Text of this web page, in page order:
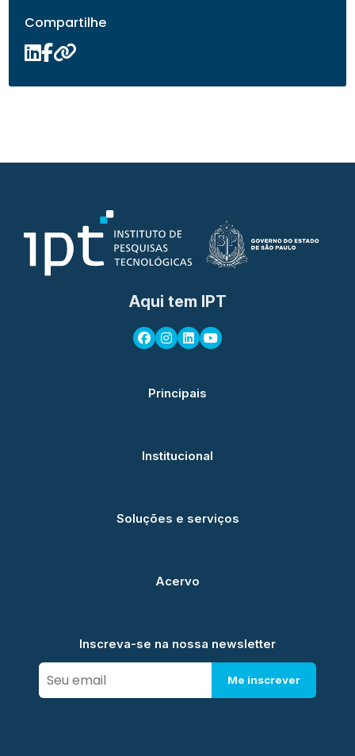
Compartilhe
Aqui tem IPT
Principais
Institucional
Soluções e serviços
Acervo
Inscreva-se na nossa newsletter
Me inscrever